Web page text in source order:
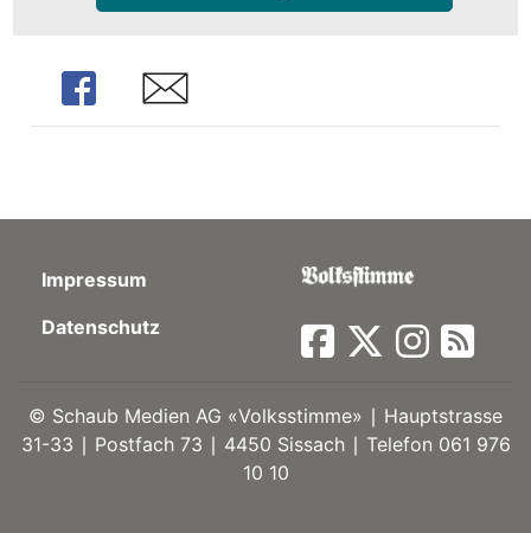
Share Share
Impressum
Datenschutz
© Schaub Medien AG «Volksstimme» ∣ Hauptstrasse
31-33 ∣ Postfach 73 ∣ 4450 Sissach ∣ Telefon 061 976
10 10